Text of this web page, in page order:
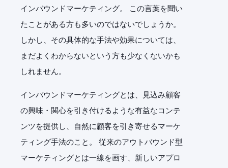
インバウンドマーケティング。 この言葉を聞い
たことがある方も多いのではないでしょうか。
しかし、その具体的な手法や効果については、
まだよくわからないという方も少なくないかも
しれません。
インバウンドマーケティングとは、見込み顧客
の興味・関心を引き付けるような有益なコンテ
ンツを提供し、自然に顧客を引き寄せるマーケ
ティング手法のこと。 従来のアウトバウンド型
マーケティングとは一線を画す、新しいアプロ